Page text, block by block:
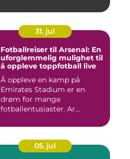
31. jul
Fotballreiser til Arsenal: En
uforglemmelig mulighet til
å oppleve toppfotball live
Å oppleve en kamp på
Emirates Stadium er en
drøm for mange
fotballentusiaster. Ar...
05. jul